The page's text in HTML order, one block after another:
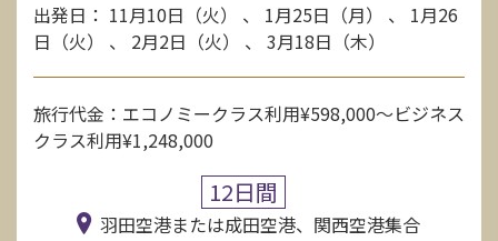
出発日： 11月10日（火） 、 1月25日（月） 、 1月26
日（火） 、 2月2日（火） 、 3月18日（木）
旅行代金：エコノミークラス利用¥598,000〜ビジネス
クラス利用¥1,248,000
12日間
羽田空港または成田空港、関西空港集合